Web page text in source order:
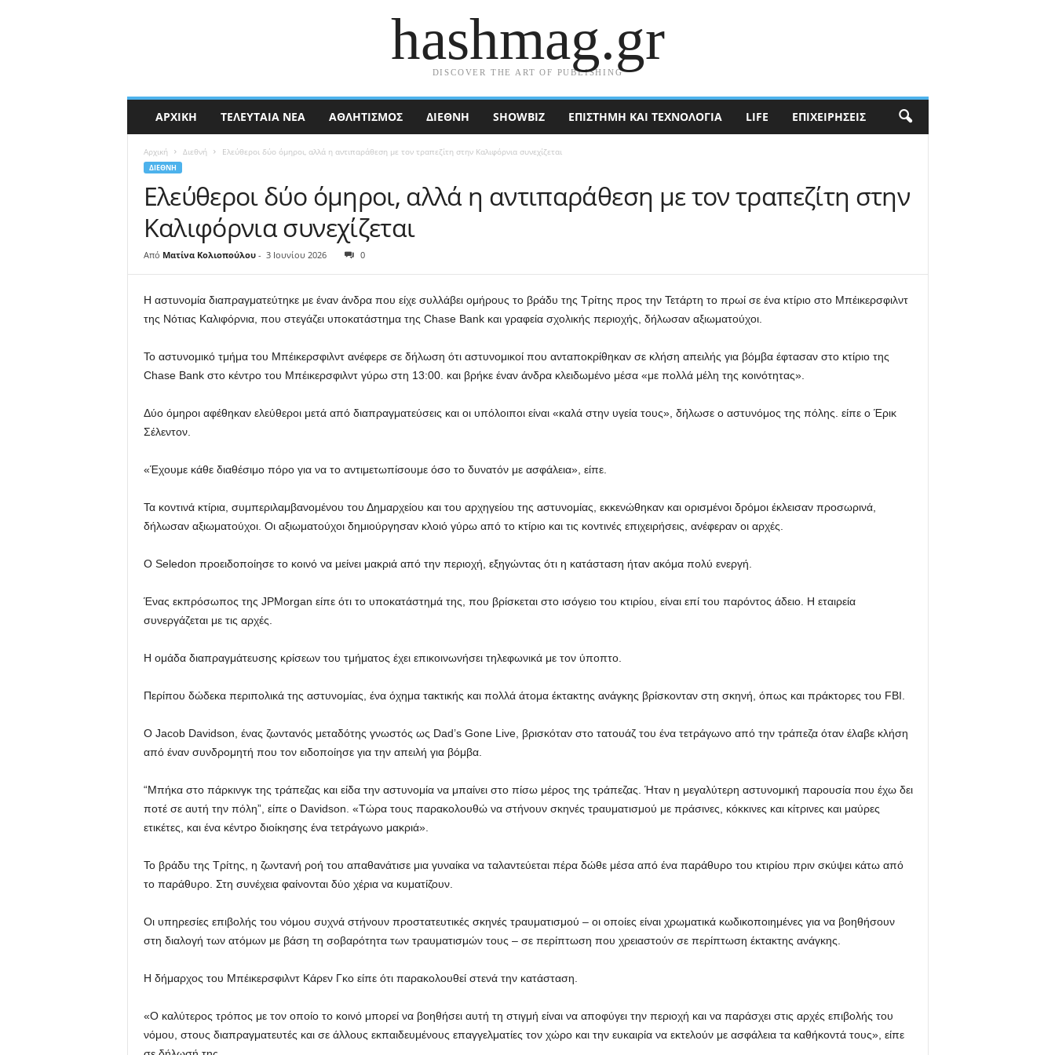
hashmag.gr
DISCOVER THE ART OF PUBLISHING
ΑΡΧΙΚΉ ΤΕΛΕΥΤΑΊΑ ΝΈΑ ΑΘΛΗΤΙΣΜΟΣ ΔΙΕΘΝΉ SHOWBIZ ΕΠΙΣΤΉΜΗ ΚΑΙ ΤΕΧΝΟΛΟΓΊΑ LIFE ΕΠΙΧΕΙΡΉΣΕΙΣ
Αρχική Διεθνή Ελεύθεροι δύο όμηροι, αλλά η αντιπαράθεση με τον τραπεζίτη στην Καλιφόρνια συνεχίζεται
ΔΙΕΘΝΉ
Ελεύθεροι δύο όμηροι, αλλά η αντιπαράθεση με τον τραπεζίτη στην
Καλιφόρνια συνεχίζεται
Από Ματίνα Κολιοπούλου - 3 Ιουνίου 2026 0
Η αστυνομία διαπραγματεύτηκε με έναν άνδρα που είχε συλλάβει ομήρους το βράδυ της Τρίτης προς την Τετάρτη το πρωί σε ένα κτίριο στο Μπέικερσφιλντ
της Νότιας Καλιφόρνια, που στεγάζει υποκατάστημα της Chase Bank και γραφεία σχολικής περιοχής, δήλωσαν αξιωματούχοι.
Το αστυνομικό τμήμα του Μπέικερσφιλντ ανέφερε σε δήλωση ότι αστυνομικοί που ανταποκρίθηκαν σε κλήση απειλής για βόμβα έφτασαν στο κτίριο της
Chase Bank στο κέντρο του Μπέικερσφιλντ γύρω στη 13:00. και βρήκε έναν άνδρα κλειδωμένο μέσα «με πολλά μέλη της κοινότητας».
Δύο όμηροι αφέθηκαν ελεύθεροι μετά από διαπραγματεύσεις και οι υπόλοιποι είναι «καλά στην υγεία τους», δήλωσε ο αστυνόμος της πόλης. είπε ο Έρικ
Σέλεντον.
«Έχουμε κάθε διαθέσιμο πόρο για να το αντιμετωπίσουμε όσο το δυνατόν με ασφάλεια», είπε.
Τα κοντινά κτίρια, συμπεριλαμβανομένου του Δημαρχείου και του αρχηγείου της αστυνομίας, εκκενώθηκαν και ορισμένοι δρόμοι έκλεισαν προσωρινά,
δήλωσαν αξιωματούχοι. Οι αξιωματούχοι δημιούργησαν κλοιό γύρω από το κτίριο και τις κοντινές επιχειρήσεις, ανέφεραν οι αρχές.
Ο Seledon προειδοποίησε το κοινό να μείνει μακριά από την περιοχή, εξηγώντας ότι η κατάσταση ήταν ακόμα πολύ ενεργή.
Ένας εκπρόσωπος της JPMorgan είπε ότι το υποκατάστημά της, που βρίσκεται στο ισόγειο του κτιρίου, είναι επί του παρόντος άδειο. Η εταιρεία
συνεργάζεται με τις αρχές.
Η ομάδα διαπραγμάτευσης κρίσεων του τμήματος έχει επικοινωνήσει τηλεφωνικά με τον ύποπτο.
Περίπου δώδεκα περιπολικά της αστυνομίας, ένα όχημα τακτικής και πολλά άτομα έκτακτης ανάγκης βρίσκονταν στη σκηνή, όπως και πράκτορες του FBI.
Ο Jacob Davidson, ένας ζωντανός μεταδότης γνωστός ως Dad’s Gone Live, βρισκόταν στο τατουάζ του ένα τετράγωνο από την τράπεζα όταν έλαβε κλήση
από έναν συνδρομητή που τον ειδοποίησε για την απειλή για βόμβα.
“Μπήκα στο πάρκινγκ της τράπεζας και είδα την αστυνομία να μπαίνει στο πίσω μέρος της τράπεζας. Ήταν η μεγαλύτερη αστυνομική παρουσία που έχω δει
ποτέ σε αυτή την πόλη”, είπε ο Davidson. «Τώρα τους παρακολουθώ να στήνουν σκηνές τραυματισμού με πράσινες, κόκκινες και κίτρινες και μαύρες
ετικέτες, και ένα κέντρο διοίκησης ένα τετράγωνο μακριά».
Το βράδυ της Τρίτης, η ζωντανή ροή του απαθανάτισε μια γυναίκα να ταλαντεύεται πέρα ​​δώθε μέσα από ένα παράθυρο του κτιρίου πριν σκύψει κάτω από
το παράθυρο. Στη συνέχεια φαίνονται δύο χέρια να κυματίζουν.
Οι υπηρεσίες επιβολής του νόμου συχνά στήνουν προστατευτικές σκηνές τραυματισμού – οι οποίες είναι χρωματικά κωδικοποιημένες για να βοηθήσουν
στη διαλογή των ατόμων με βάση τη σοβαρότητα των τραυματισμών τους – σε περίπτωση που χρειαστούν σε περίπτωση έκτακτης ανάγκης.
Η δήμαρχος του Μπέικερσφιλντ Κάρεν Γκο είπε ότι παρακολουθεί στενά την κατάσταση.
«Ο καλύτερος τρόπος με τον οποίο το κοινό μπορεί να βοηθήσει αυτή τη στιγμή είναι να αποφύγει την περιοχή και να παράσχει στις αρχές επιβολής του
νόμου, στους διαπραγματευτές και σε άλλους εκπαιδευμένους επαγγελματίες τον χώρο και την ευκαιρία να εκτελούν με ασφάλεια τα καθήκοντά τους», είπε